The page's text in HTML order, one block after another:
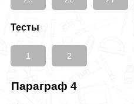
Тесты
1 2
Параграф 4